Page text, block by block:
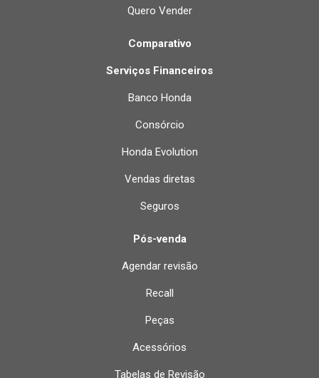
Quero Vender
Comparativo
Serviços Financeiros
Banco Honda
Consórcio
Honda Evolution
Vendas diretas
Seguros
Pós-venda
Agendar revisão
Recall
Peças
Acessórios
Tabelas de Revisão